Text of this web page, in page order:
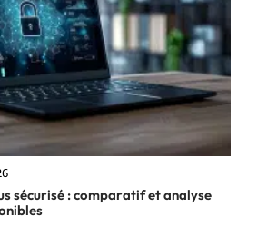
sécurisé : comparatif et analyse